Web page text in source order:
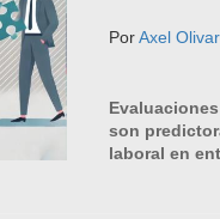
PorAxel
son
laboral en